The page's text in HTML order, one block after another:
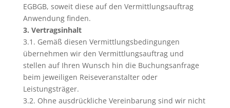
EGBGB, soweit diese auf den Vermittlungsauftrag
Anwendung finden.
3. Vertragsinhalt
3.1. Gemäß diesen Vermittlungsbedingungen
übernehmen wir den Vermittlungsauftrag und
stellen auf Ihren Wunsch hin die Buchungsanfrage
beim jeweiligen Reiseveranstalter oder
Leistungsträger.
3.2. Ohne ausdrückliche Vereinbarung sind wir nicht